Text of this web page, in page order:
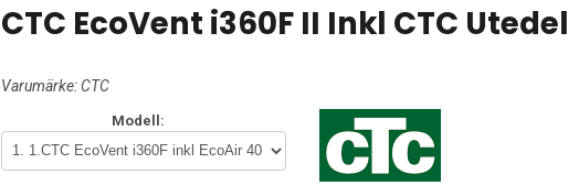
CTC EcoVent i360F II Inkl CTC Utedel
Varumärke: CTC
Modell: